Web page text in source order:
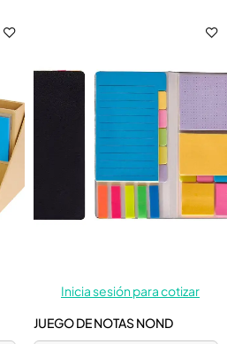
Inicia sesión para cotizar
JUEGO DE NOTAS NOND